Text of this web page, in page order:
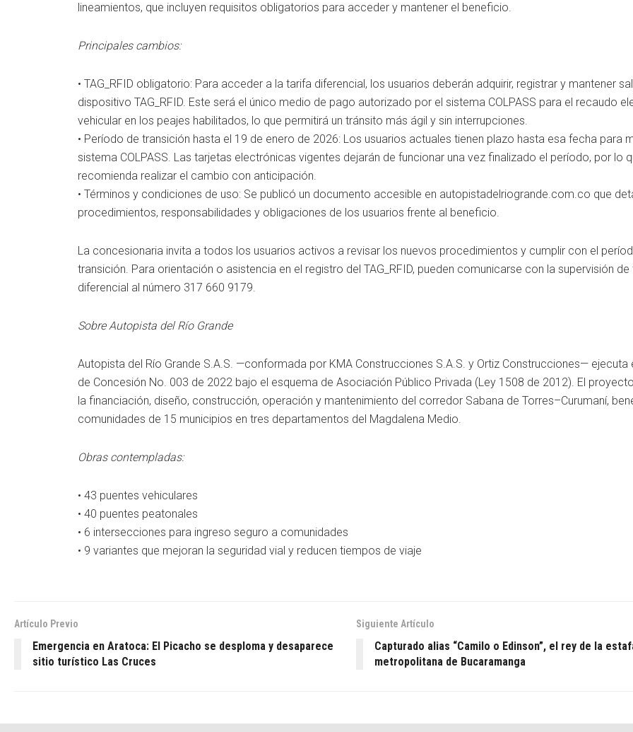
lineamientos, que incluyen requisitos obligatorios para acceder y mantener el beneficio.
Principales cambios:
• TAG_RFID obligatorio: Para acceder a la tarifa diferencial, los usuarios deberán adquirir, registrar y mantener
dispositivo TAG_RFID. Este será el único medio de pago autorizado por el sistema COLPASS para el recaudo
vehicular en los peajes habilitados, lo que permitirá un tránsito más ágil y sin interrupciones.
• Período de transición hasta el 19 de enero de 2026: Los usuarios actuales tienen plazo hasta esa fecha para
sistema COLPASS. Las tarjetas electrónicas vigentes dejarán de funcionar una vez finalizado el período, por lo
recomienda realizar el cambio con anticipación.
• Términos y condiciones de uso: Se publicó un documento accesible en autopistadelriogrande.com.co que
procedimientos, responsabilidades y obligaciones de los usuarios frente al beneficio.
La concesionaria invita a todos los usuarios activos a revisar los nuevos procedimientos y cumplir con el
transición. Para orientación o asistencia en el registro del TAG_RFID, pueden comunicarse con la supervisión de
diferencial al número 317 660 9179.
Sobre Autopista del Río Grande
Autopista del Río Grande S.A.S. —conformada por KMA Construcciones S.A.S. y Ortiz Construcciones— ejecuta
de Concesión No. 003 de 2022 bajo el esquema de Asociación Público Privada (Ley 1508 de 2012). El
la financiación, diseño, construcción, operación y mantenimiento del corredor Sabana de Torres–Curumaní,
comunidades de 15 municipios en tres departamentos del Magdalena Medio.
Obras contempladas:
• 43 puentes vehiculares
• 40 puentes peatonales
• 6 intersecciones para ingreso seguro a comunidades
• 9 variantes que mejoran la seguridad vial y reducen tiempos de viaje
Artículo Previo
Emergencia en Aratoca: El Picacho se desploma y desaparece
sitio turístico Las Cruces
Siguiente Artículo
Capturado alias “Camilo o Edinson”, el rey de la
metropolitana de Bucaramanga